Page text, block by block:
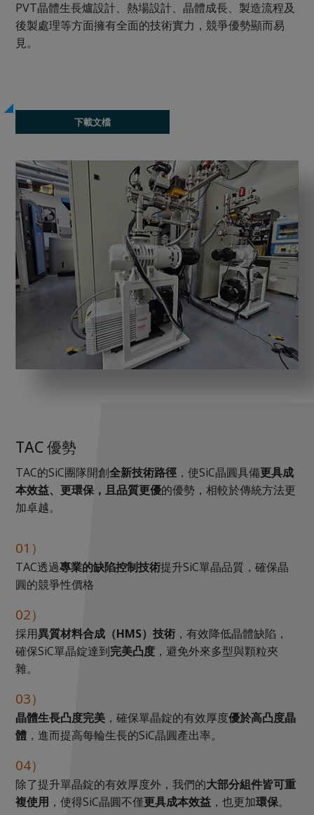
PVT晶體生長爐設計、熱場設計、晶體成長、製造流程及
後製處理等方面擁有全面的技術實力，競爭優勢顯而易
見。
下載文檔
TAC 優勢
TAC的SiC團隊開創全新技術路徑 ，使SiC晶圓具備更具成
本效益、更環保，且品質更優的優勢，相較於傳統方法更
加卓越。
01）
TAC透過專業的缺陷控制技術提升SiC單晶品質，確保晶
圓的競爭性價格
02）
採用異質材料合成（HMS）技術 ，有效降低晶體缺陷，
確保SiC單晶錠達到完美凸度 ，避免外來多型與顆粒夾
雜。
03）
晶體生長凸度完美 ，確保單晶錠的有效厚度優於高凸度晶
體 ，進而提高每輪生長的SiC晶圓產出率。
04）
除了提升單晶錠的有效厚度外，我們的大部分組件皆可重
複使用 ，使得SiC晶圓不僅更具成本效益 ，也更加環保。